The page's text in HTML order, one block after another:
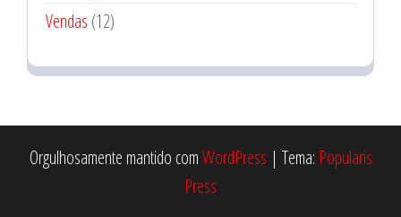
Vendas (12)
Orgulhosamente mantido comWordPress | Tema: Popularis
Press